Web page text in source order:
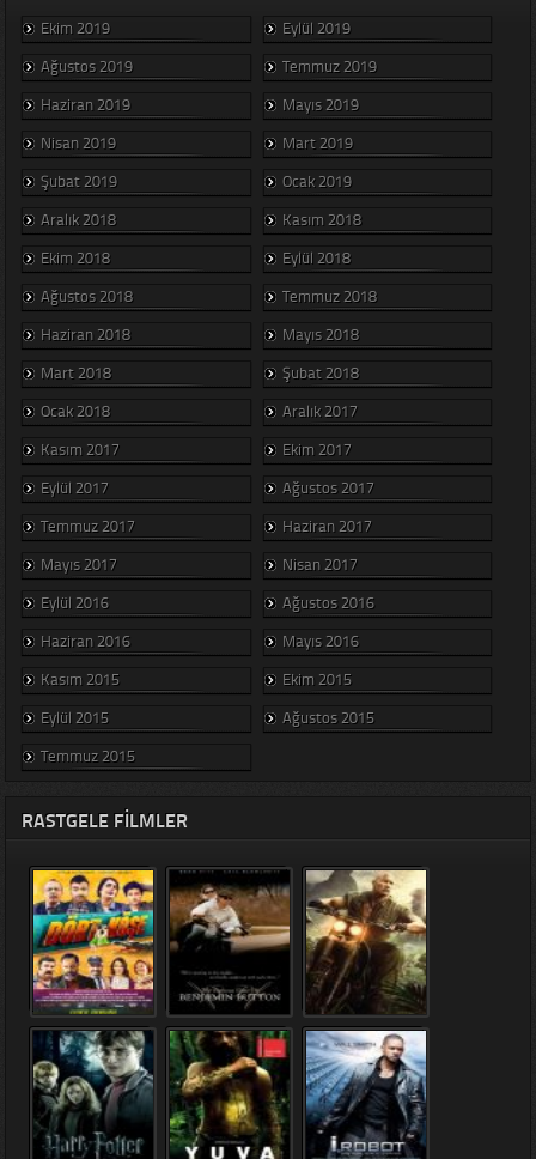
Ekim 2019
Eylül 2019
Ağustos 2019
Temmuz 2019
Haziran 2019
Mayıs 2019
Nisan 2019
Mart 2019
Şubat 2019
Ocak 2019
Aralık 2018
Kasım 2018
Ekim 2018
Eylül 2018
Ağustos 2018
Temmuz 2018
Haziran 2018
Mayıs 2018
Mart 2018
Şubat 2018
Ocak 2018
Aralık 2017
Kasım 2017
Ekim 2017
Eylül 2017
Ağustos 2017
Temmuz 2017
Haziran 2017
Mayıs 2017
Nisan 2017
Eylül 2016
Ağustos 2016
Haziran 2016
Mayıs 2016
Kasım 2015
Ekim 2015
Eylül 2015
Ağustos 2015
Temmuz 2015
RASTGELE FILMLER